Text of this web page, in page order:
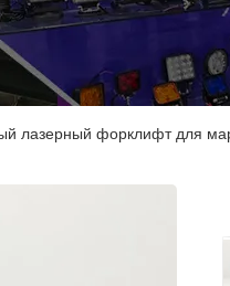
лазерный форклифт для